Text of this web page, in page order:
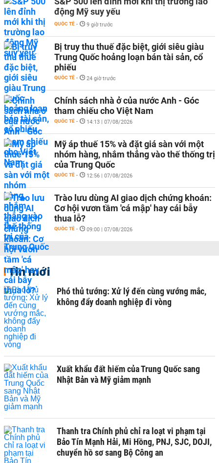
động Mỹ suy yếu
QUỐC TẾ - 9 giờ trước
Bị truy thu thuế đặc biệt, giới siêu giàu
Trung Quốc hoảng loạn bán tài sản, cổ
phiếu
QUỐC TẾ - 24 giờ trước
Chính sách nhà ở của nước Anh - Góc
tham chiếu cho Việt Nam
QUỐC TẾ - 14:13 | 07/08/2026
Mỹ áp thuế 15% và đặt giá sàn với một
nhóm hàng, nhắm thẳng vào thế thống trị
của Trung Quốc
QUỐC TẾ - 12:56 | 07/08/2026
Trào lưu dùng AI giao dịch chứng khoán:
Cơ hội vươn tầm 'cá mập' hay cái bẫy
thua lỗ?
QUỐC TẾ - 09:00 | 07/08/2026
Tin mới
Phó thủ tướng: Xử lý đến cùng vướng mắc,
không đẩy doanh nghiệp đi vòng
Xuất khẩu đất hiếm của Trung Quốc sang
Nhật Bản và Mỹ giảm mạnh
Thanh tra Chính phủ chỉ ra loạt vi phạm tại
Bảo Tín Mạnh Hải, Mi Hồng, PNJ, SJC, DOJI,
chuyển hồ sơ sang Bộ Công an